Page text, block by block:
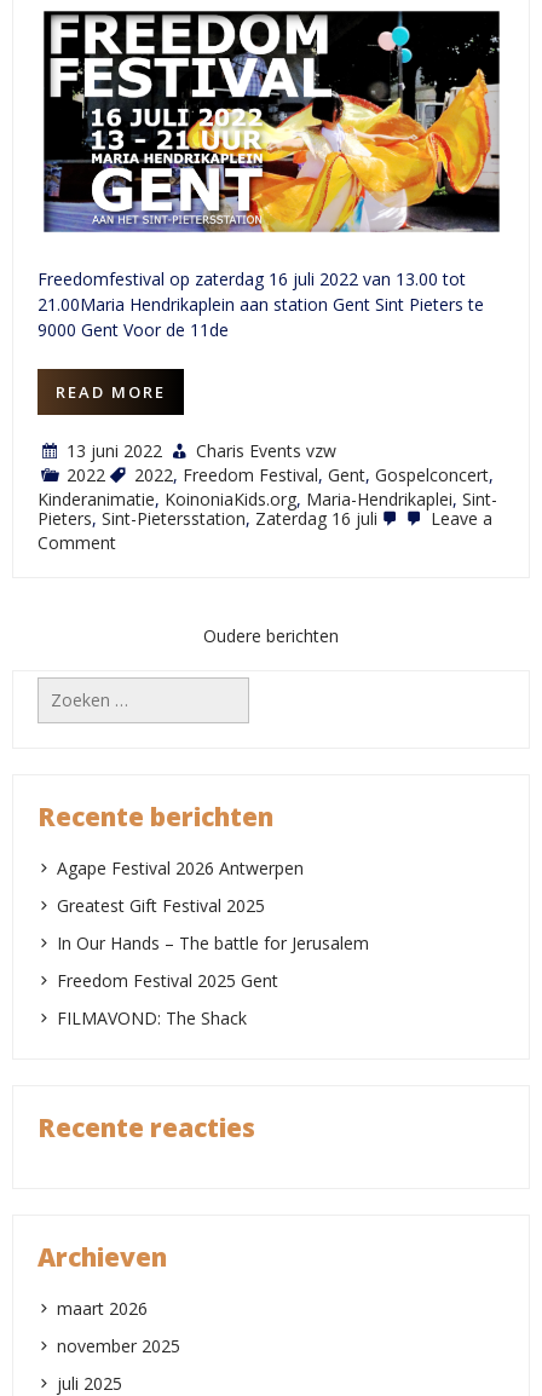
Freedomfestival op zaterdag 16 juli 2022 van 13.00 tot
21.00Maria Hendrikaplein aan station Gent Sint Pieters te
9000 Gent Voor de 11de
READ MORE
13 juni 2022
Charis Events vzw
2022
2022, Freedom Festival, Gent, Gospelconcert,
Kinderanimatie, KoinoniaKids.org, Maria-Hendrikaplei, Sint-
Pieters, Sint-Pietersstation, Zaterdag 16 juli
Leave a
Commenton
BerichtnavigatieOudere berichten
Zoeken
naar:
Recente berichten
Agape Festival 2026 Antwerpen
Greatest Gift Festival 2025
In Our Hands – The battle for Jerusalem
Freedom Festival 2025 Gent
FILMAVOND: The Shack
Recente reacties
Archieven
maart 2026
november 2025
juli 2025